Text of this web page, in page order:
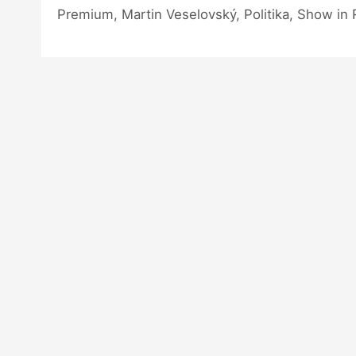
Premium, Martin Veselovský, Politika, Show in